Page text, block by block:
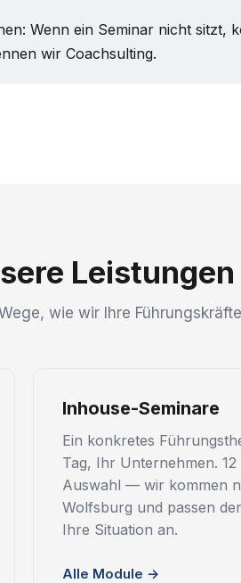
Wenn ein Seminar nicht sitzt,
wir Coachsulting.
wie wir Ihre
Inhouse-Seminare
Ein konkretes
Tag, Ihr Unternehmen.
Auswahl — wir kommen
Wolfsburg und passen
Ihre Situation an.
Alle Module →